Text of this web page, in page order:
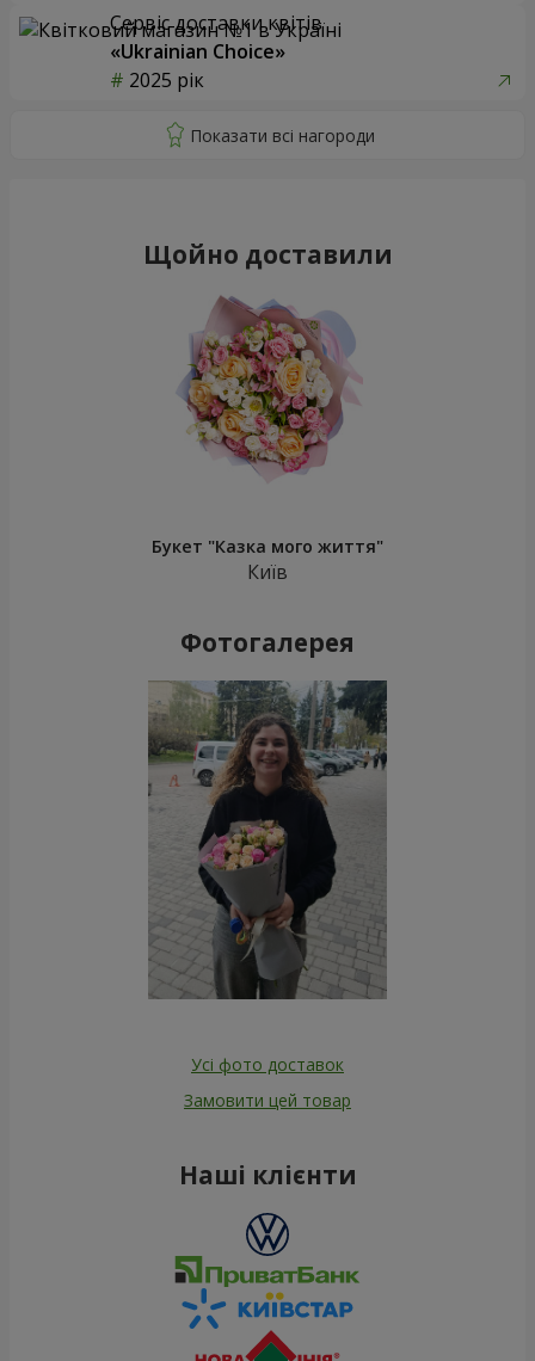
Сервіс доставки квітів
«Ukrainian Choice»
2025 рік
Щойно доставили
Букет "Казка мого життя"
Київ
Фотогалерея
Усі фото доставок
Замовити цей товар
Наші клієнти